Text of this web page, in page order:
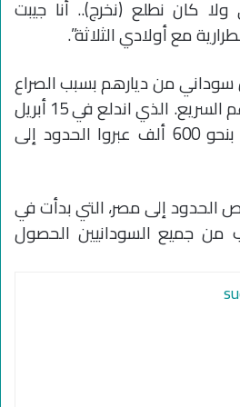
كان نطلع (نخرج).. أنا جيبت
مع أولادي الثلاثة”.
من 2.5 مليون سوداني من ديارهم بسبب الصراع
بين الجيش وقوات الدعم السريع. الذي اندلع في 15 أبريل
، بما في ذلك ما يقدر بنحو 600 ألف عبروا الحدود إلى
أكثر من 250 شخص الحدود إلى مصر، التي بدأت في
من جميع السودانيين الحصول